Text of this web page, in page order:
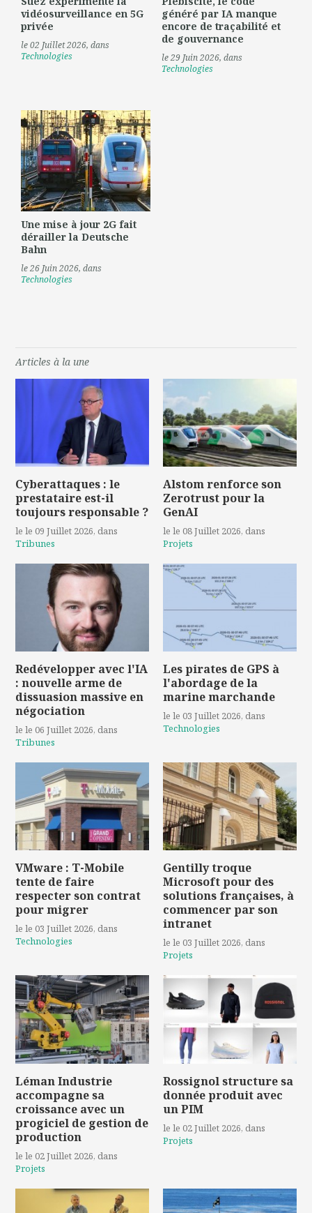
vidéosurveillance en 5G
privée
le 02 Juillet 2026, dans
Technologies
généré par IA manque
encore de traçabilité et
de gouvernance
le 29 Juin 2026, dans
Technologies
Une mise à jour 2G fait
dérailler la Deutsche
Bahn
le 26 Juin 2026, dans
Technologies
Articles à la une
Cyberattaques : le
prestataire est-il
toujours responsable ?
le le 09 Juillet 2026, dans
Tribunes
Alstom renforce son
Zerotrust pour la
GenAI
le le 08 Juillet 2026, dans
Projets
Redévelopper avec l'IA
: nouvelle arme de
dissuasion massive en
négociation
le le 06 Juillet 2026, dans
Tribunes
Les pirates de GPS à
l'abordage de la
marine marchande
le le 03 Juillet 2026, dans
Technologies
VMware : T-Mobile
tente de faire
respecter son contrat
pour migrer
le le 03 Juillet 2026, dans
Technologies
Gentilly troque
Microsoft pour des
solutions françaises, à
commencer par son
intranet
le le 03 Juillet 2026, dans
Projets
Léman Industrie
accompagne sa
croissance avec un
progiciel de gestion de
production
le le 02 Juillet 2026, dans
Projets
Rossignol structure sa
donnée produit avec
un PIM
le le 02 Juillet 2026, dans
Projets